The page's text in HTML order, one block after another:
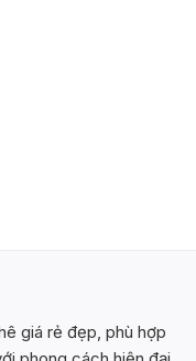
giá rẻ đẹp, phù hợp